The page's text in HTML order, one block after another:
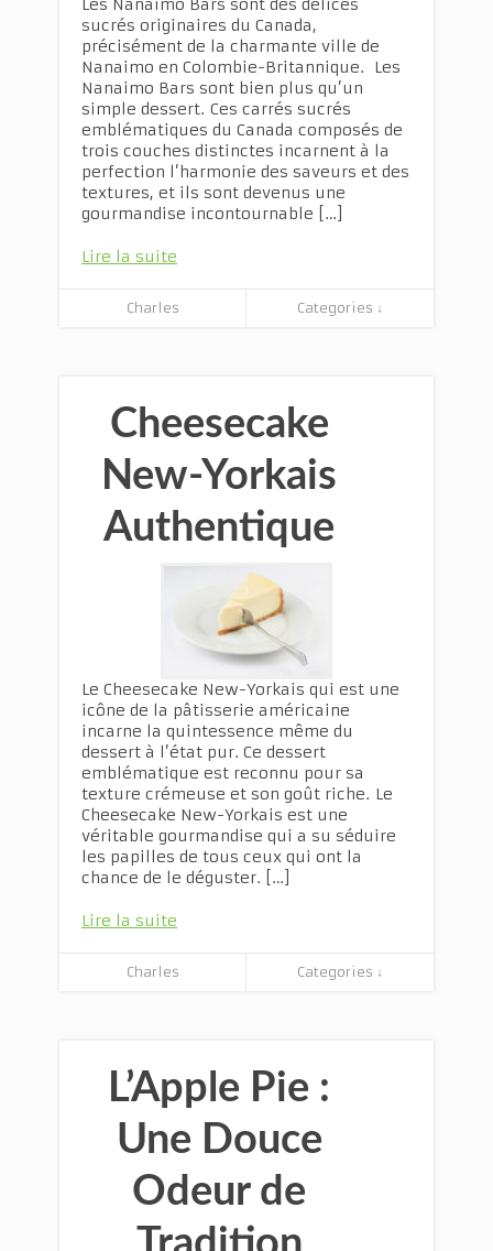
Les Nanaimo Bars sont des délices
sucrés originaires du Canada,
précisément de la charmante ville de
Nanaimo en Colombie-Britannique. Les
Nanaimo Bars sont bien plus qu’un
simple dessert. Ces carrés sucrés
emblématiques du Canada composés de
trois couches distinctes incarnent à la
perfection l’harmonie des saveurs et des
textures, et ils sont devenus une
gourmandise incontournable […]
Lire la suite
Charles Categories ↓
Cheesecake
New-Yorkais
Authentique
Le Cheesecake New-Yorkais qui est une
icône de la pâtisserie américaine
incarne la quintessence même du
dessert à l’état pur. Ce dessert
emblématique est reconnu pour sa
texture crémeuse et son goût riche. Le
Cheesecake New-Yorkais est une
véritable gourmandise qui a su séduire
les papilles de tous ceux qui ont la
chance de le déguster. […]
Lire la suite
Charles Categories ↓
L’Apple Pie :
Une Douce
Odeur de